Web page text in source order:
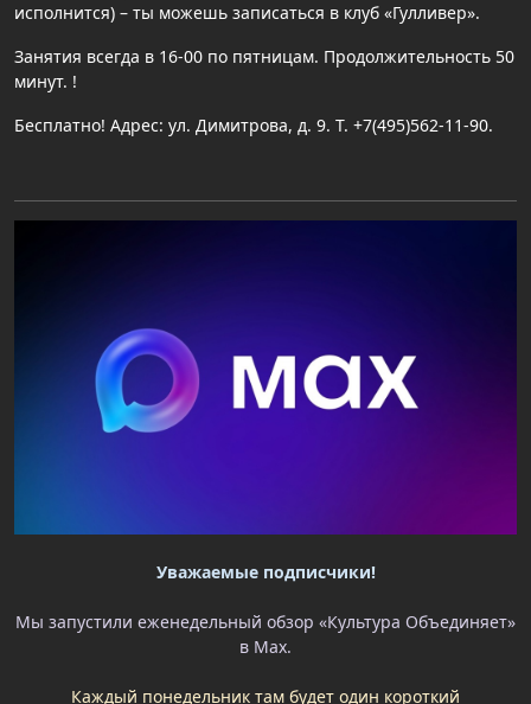
исполнится) – ты можешь записаться в клуб «Гулливер».
Занятия всегда в 16-00 по пятницам. Продолжительность 50
минут. !
Бесплатно! Адрес: ул. Димитрова, д. 9. Т. +7(495)562-11-90.
Уважаемые подписчики!
Мы запустили еженедельный обзор «Культура Объединяет»
в Max.
Каждый понедельник там будет один короткий